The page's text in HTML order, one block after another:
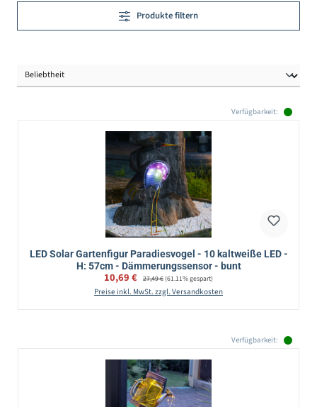
Produkte filtern
Verfügbarkeit:
LED Solar Gartenfigur Paradiesvogel - 10 kaltweiße LED -
H: 57cm - Dämmerungssensor - bunt
Verkaufspreis:
10,69 € Regulärer Preis:
27,49 €(61.11% gespart)
Preise inkl. MwSt. zzgl. Versandkosten
Verfügbarkeit: